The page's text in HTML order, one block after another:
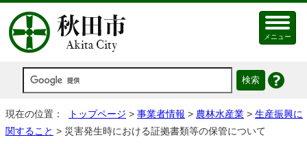
メニュー
現在の位置： トップページ > 事業者情報 > 農林水産業 > 生産振興に
関すること > 災害発生時における証拠書類等の保管について